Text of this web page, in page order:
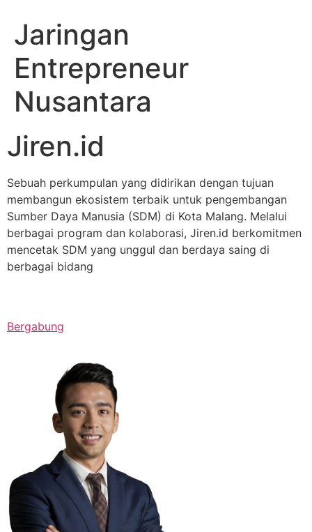
Jaringan
Entrepreneur
Nusantara
Jiren.id
Sebuah perkumpulan yang didirikan dengan tujuan
membangun ekosistem terbaik untuk pengembangan
Sumber Daya Manusia (SDM) di Kota Malang. Melalui
berbagai program dan kolaborasi, Jiren.id berkomitmen
mencetak SDM yang unggul dan berdaya saing di
berbagai bidang
Bergabung